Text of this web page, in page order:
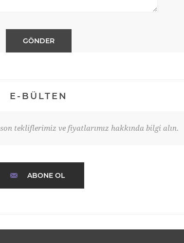
E-BÜLTEN
tekliflerimiz ve fiyatlarımız hakkında bilgi alın.
ABONE OL